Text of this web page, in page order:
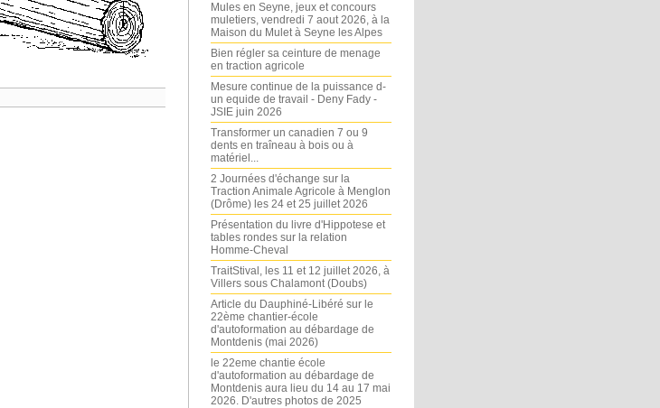
Mules en Seyne, jeux et concours
muletiers, vendredi 7 aout 2026, à la
Maison du Mulet à Seyne les Alpes
Bien régler sa ceinture de menage
en traction agricole
Mesure continue de la puissance d-
un equide de travail - Deny Fady -
JSIE juin 2026
Transformer un canadien 7 ou 9
dents en traîneau à bois ou à
matériel...
2 Journées d'échange sur la
Traction Animale Agricole à Menglon
(Drôme) les 24 et 25 juillet 2026
Présentation du livre d'Hippotese et
tables rondes sur la relation
Homme-Cheval
TraitStival, les 11 et 12 juillet 2026, à
Villers sous Chalamont (Doubs)
Article du Dauphiné-Libéré sur le
22ème chantier-école
d'autoformation au débardage de
Montdenis (mai 2026)
le 22eme chantie école
d'autoformation au débardage de
Montdenis aura lieu du 14 au 17 mai
2026. D'autres photos de 2025